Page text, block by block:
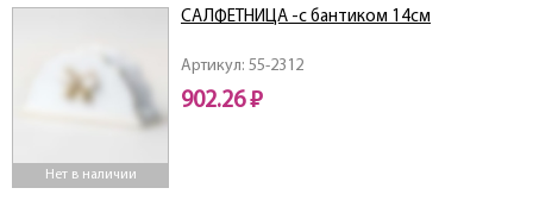
Нет в наличии
Артикул: 55-2312
САЛФЕТНИЦА -с бантиком 14см
902.26 ₽